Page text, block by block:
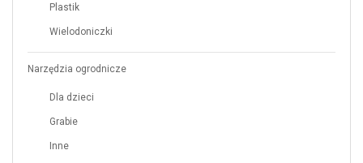
Plastik
Wielodoniczki
Narzędzia ogrodnicze
Dla dzieci
Grabie
Inne